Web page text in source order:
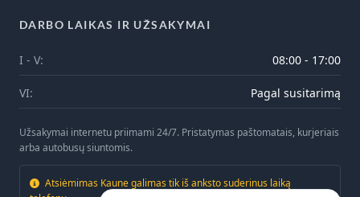
DARBO LAIKAS IR UŽSAKYMAI
I - V: 08:00 - 17:00
VI: Pagal susitarimą
Užsakymai internetu priimami 24/7. Pristatymas paštomatais, kurjeriais
arba autobusų siuntomis.
Atsiėmimas Kaune galimas tik iš anksto suderinus laiką